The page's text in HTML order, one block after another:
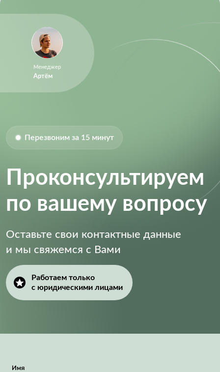
Менеджер
Артём
Перезвоним за 15 минут
Проконсультируем
по вашему вопросу
Оставьте свои контактные данные
и мы свяжемся с Вами
Работаем только
с юридическими лицами
Имя